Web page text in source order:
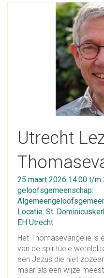
Utrecht
25 maart 2026 14:00 t/m
geloofsgemeenschap:
Locatie: St.
EH Utrecht
Het Thomasevangelie is
van de spirituele
een Jezus die niet
maar als een wijze